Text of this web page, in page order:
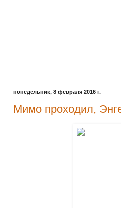
понедельник, 8 февраля 2016 г.
Мимо проходил,